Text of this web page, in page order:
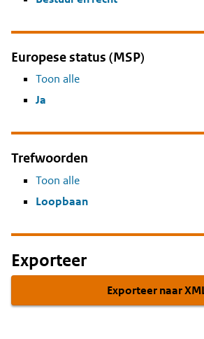
Europese status (MSP)
Toon alle
Ja
Trefwoorden
Toon alle
Loopbaan
Exporteer
Exporteer naar